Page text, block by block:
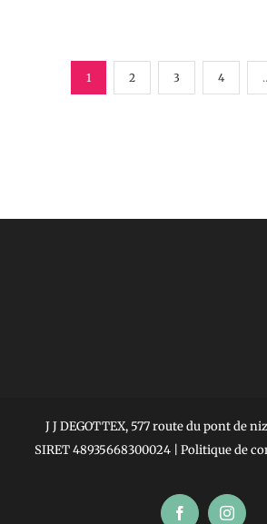
1 2 3 4
J J DEGOTTEX, 577 route du pont de
SIRET 48935668300024 | Politique de
Facebook